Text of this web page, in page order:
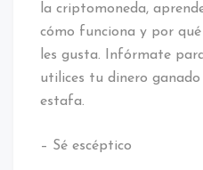
la criptomoneda,
cómo funciona y por
les gusta. Infórmate
utilices tu dinero
estafa.
– Sé escéptico